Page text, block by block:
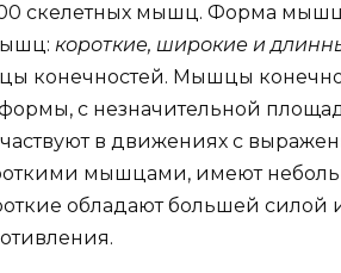
скелетных мышц. Форма
короткие, широкие и
конечностей. Мышцы
с незначительной
в движениях с
мышцами, имеют
обладают большей силой